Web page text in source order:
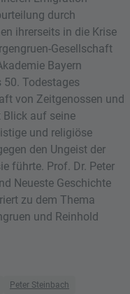
durch
ihrerseits in die Krise
Gesellschaft
Bayern
Todestages
von Zeitgenossen und
Blick auf seine
und religiöse
den Ungeist der
führte. Prof. Dr. Peter
Neueste Geschichte
zu dem Thema
und Reinhold
Peter Steinbach